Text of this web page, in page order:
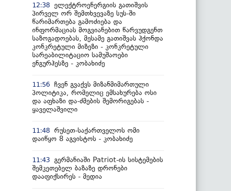
12:38 ელექტროენერგიის გათიშვის
პირველ ორ შემთხვევაზე სუს-ში
წარიმართება გამოძიება და
ინფორმაციას მოგვიანებით წარვუდგენთ
საზოგადოებას, მესამე გათიშვას ჰქონდა
კონკრეტული მიზეზი - კონკრეტული
სარეაბილიტაციო სამუშაოები
ენგურჰესზე - კობახიძე
11:56 ჩვენ გვაქვს მიზანმიმართული
პოლიტიკა, რომელიც ემსახურება ოსი
და აფხაზი და-ძმების შემორიგებას -
ყაველაშვილი
11:48 რუსეთ-საქართველოს ომი
დაიწყო 8 აგვისტოს - კობახიძე
11:43 გერმანიაში Patriot-ის სისტემების
შემკეთებელ ბაზაზე დრონები
დააფიქსირეს - მედია